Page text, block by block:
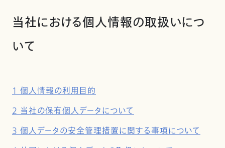
当社における個人情報の取扱いにつ
いて
1 個人情報の利用目的
2 当社の保有個人データについて
3 個人データの安全管理措置に関する事項について